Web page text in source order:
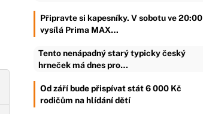
Připravte si kapesníky. V sobotu ve 20:00
vysílá Prima MAX…
Tento nenápadný starý typicky český
hrneček má dnes pro…
Od září bude přispívat stát 6 000 Kč
rodičům na hlídání dětí